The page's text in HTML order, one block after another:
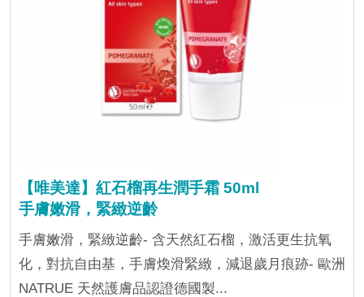
【唯美達】紅石榴再生潤手霜 50ml
手膚嫩滑，緊緻逆齡
手膚嫩滑，緊緻逆齡- 含天然紅石榴，激活更生抗氧
化，對抗自由基，手膚煥滑緊緻，減退歲月痕跡- 歐洲
NATRUE 天然護膚品認證德國製...